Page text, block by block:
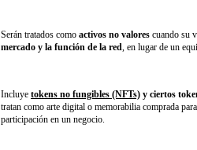
Serán tratados como activos no valores cuando su
mercado y la función de la red, en lugar de un
Incluye tokens no fungibles (NFTs) y ciertos
tratan como arte digital o memorabilia comprada
participación en un negocio.